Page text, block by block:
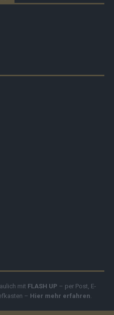
mit FLASH UP – per Post, E-
– Hier mehr erfahren